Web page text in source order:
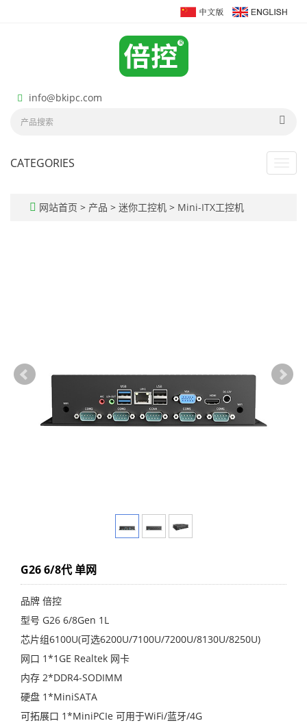
info@bkipc.com
CATEGORIES
网站首页 > 产品 > 迷你工控机 > Mini-ITX工控机
G26 6/8代 单网
品牌 倍控
型号 G26 6/8Gen 1L
芯片组6100U(可选6200U/7100U/7200U/8130U/8250U)
网口 1*1GE Realtek 网卡
内存 2*DDR4-SODIMM
硬盘 1*MiniSATA
可拓展口 1*MiniPCIe 可用于WiFi/蓝牙/4G